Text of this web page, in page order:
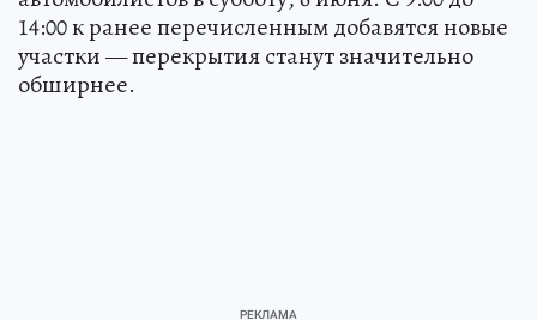
14:00 к ранее перечисленным добавятся новые
участки — перекрытия станут значительно
обширнее.